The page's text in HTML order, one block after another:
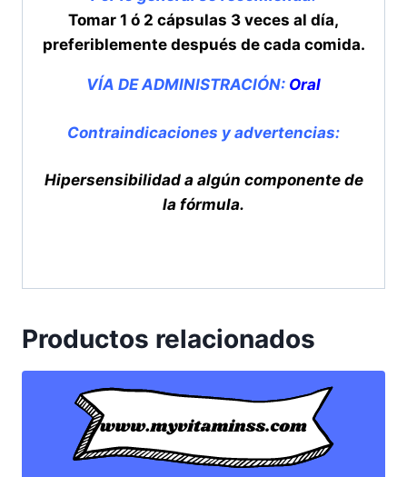
Tomar 1 ó 2 cápsulas 3 veces al día,
preferiblemente después de cada comida.
VÍA DE ADMINISTRACIÓN: Oral
Contraindicaciones y advertencias:
Hipersensibilidad a algún componente de
la fórmula.
Productos relacionados